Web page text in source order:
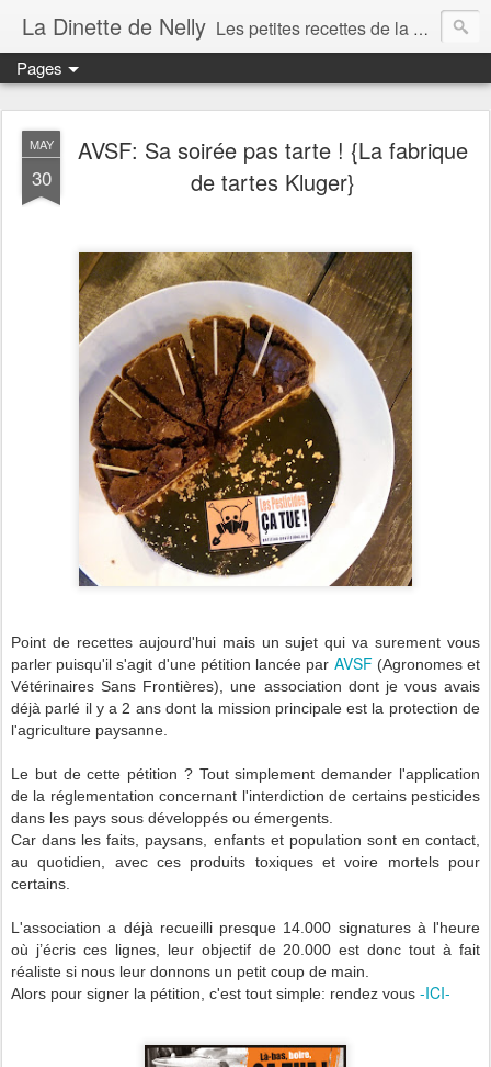
La Dinette de Nelly Les petites recettes de la dinette de Nelly. Des recettes simples, généreuses et gourmandes pour tous les jours c'est tout ça la dinette !
Pages
MAY
30
AVSF: Sa soirée pas tarte ! {La fabrique
de tartes Kluger}
Point de recettes aujourd'hui mais un sujet qui va surement vous
parler puisqu'il s'agit d'une pétition lancée par AVSF(Agronomes et
Vétérinaires Sans Frontières), une association dont je vous avais
déjà parlé il y a 2 ans dont la mission principale est la protection de
l'agriculture paysanne.
Le but de cette pétition ? Tout simplement demander l'application
de la réglementation concernant l'interdiction de certains pesticides
dans les pays sous développés ou émergents.
Car dans les faits, paysans, enfants et population sont en contact,
au quotidien, avec ces produits toxiques et voire mortels pour
certains.
L'association a déjà recueilli presque 14.000 signatures à l'heure
où j’écris ces lignes, leur objectif de 20.000 est donc tout à fait
réaliste si nous leur donnons un petit coup de main.
Alors pour signer la pétition, c'est tout simple: rendez vous -ICI-